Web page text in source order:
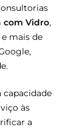
com Vidro,
mais de
às
a